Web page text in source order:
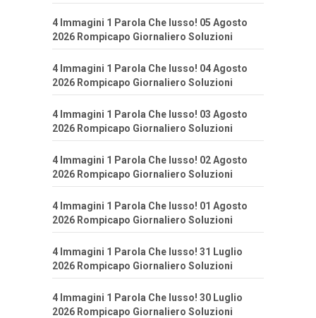
4 Immagini 1 Parola Che lusso! 05 Agosto
2026 Rompicapo Giornaliero Soluzioni
4 Immagini 1 Parola Che lusso! 04 Agosto
2026 Rompicapo Giornaliero Soluzioni
4 Immagini 1 Parola Che lusso! 03 Agosto
2026 Rompicapo Giornaliero Soluzioni
4 Immagini 1 Parola Che lusso! 02 Agosto
2026 Rompicapo Giornaliero Soluzioni
4 Immagini 1 Parola Che lusso! 01 Agosto
2026 Rompicapo Giornaliero Soluzioni
4 Immagini 1 Parola Che lusso! 31 Luglio
2026 Rompicapo Giornaliero Soluzioni
4 Immagini 1 Parola Che lusso! 30 Luglio
2026 Rompicapo Giornaliero Soluzioni